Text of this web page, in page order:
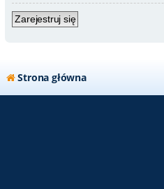
Zarejestruj się
Strona główna